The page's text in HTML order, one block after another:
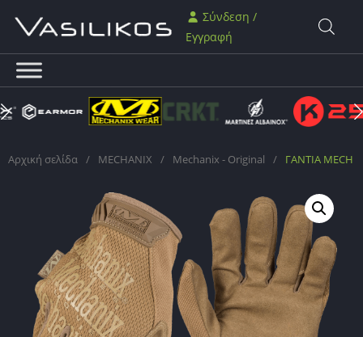
Σύνδεση /
Εγγραφή
Αρχική σελίδα / MECHANIX / Mechanix - Original / ΓΑΝΤΙΑ